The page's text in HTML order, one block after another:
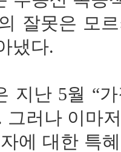
잘못은 모
냈다.
지난 5월 “
그러나 이마
에 대한 특